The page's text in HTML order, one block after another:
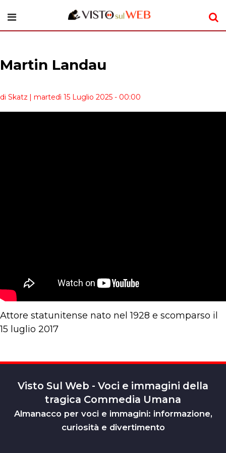
Martin Landau
di Skatz | martedì 15 Luglio 2025 - 00:00
Attore statunitense nato nel 1928 e scomparso il
15 luglio 2017
Visto Sul Web - Voci e immagini della
tragica Commedia Umana
Almanacco per voci e immagini: informazione,
curiosità e divertimento